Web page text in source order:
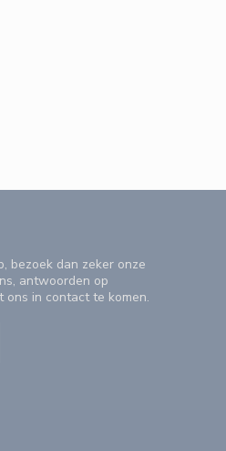
bezoek dan zeker onze
antwoorden op
ons in contact te komen.